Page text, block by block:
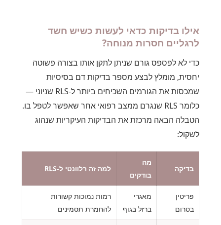
אילו בדיקות כדאי לעשות כשיש חשד
לרגליים חסרות מנוחה?
כדי לא לפספס גורם שניתן לתקן אותו בצורה פשוטה
יחסית, מומלץ לבצע מספר בדיקות דם בסיסיות
שמכסות את הגורמים השכיחים ביותר ל-RLS שניוני —
כלומר RLS שנגרם ממצב רפואי אחר שאפשר לטפל בו.
הטבלה הבאה מרכזת את הבדיקות העיקריות שנהוג
לשקול:
בדיקה
מה
בודקים
למה זה רלוונטי ל-RLS
פריטין
בסרום
מאגרי
ברזל בגוף
רמות נמוכות קשורות
להחמרת תסמינים